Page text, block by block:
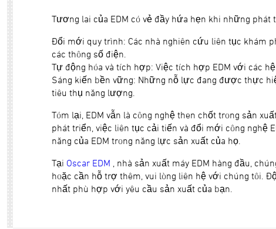
Tương lai của EDM có vẻ đầy hứa hẹn khi những
Đổi mới quy trình: Các nhà nghiên cứu liên tục khám
các thông số điện.
Tự động hóa và tích hợp: Việc tích hợp EDM với các
Sáng kiến bền vững: Những nỗ lực đang được thực
tiêu thụ năng lượng.
Tóm lại, EDM vẫn là công nghệ then chốt trong sản
phát triển, việc liên tục cải tiến và đổi mới công nghệ
năng của EDM trong năng lực sản xuất của họ.
Tại Oscar EDM , nhà sản xuất máy EDM hàng đầu,
hoặc cần hỗ trợ thêm, vui lòng liên hệ với chúng tôi.
nhất phù hợp với yêu cầu sản xuất của bạn.